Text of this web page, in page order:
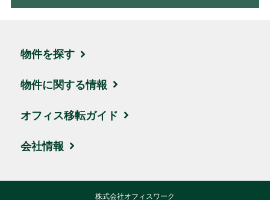
物件を探す
エリア・住所から探す
駅名・沿線から探す
地図から探す
物件に関する情報
ブログ
取引実績・お客様の声
オフィス移転ガイド
お引越しの流れ
会社情報
株式会社オフィスワーク